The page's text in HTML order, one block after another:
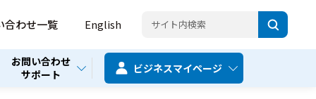
合わせ一覧 English
お問い合わせ
サポート
ビジネスマイページ